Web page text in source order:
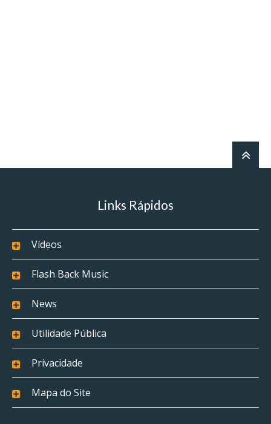
Links Rápidos
Vídeos
Flash Back Music
News
Utilidade Pública
Privacidade
Mapa do Site